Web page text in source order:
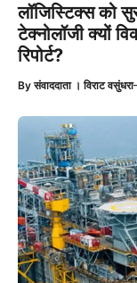
लॉजिस्टिक्स को
टेक्नोलॉजी क्यों
रिपोर्ट?
Byसंवाददाता । विराट वसुंधरा